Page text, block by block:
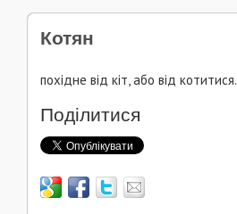
Котян
похідне від кіт, або від котитися.
Поділитися